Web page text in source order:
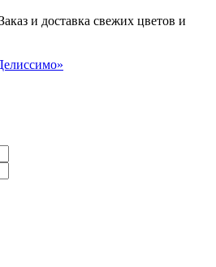
и доставка свежих цветов и